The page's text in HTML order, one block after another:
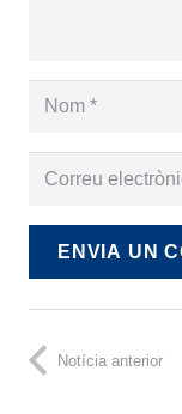
ENVIA UN
Notícia anterior